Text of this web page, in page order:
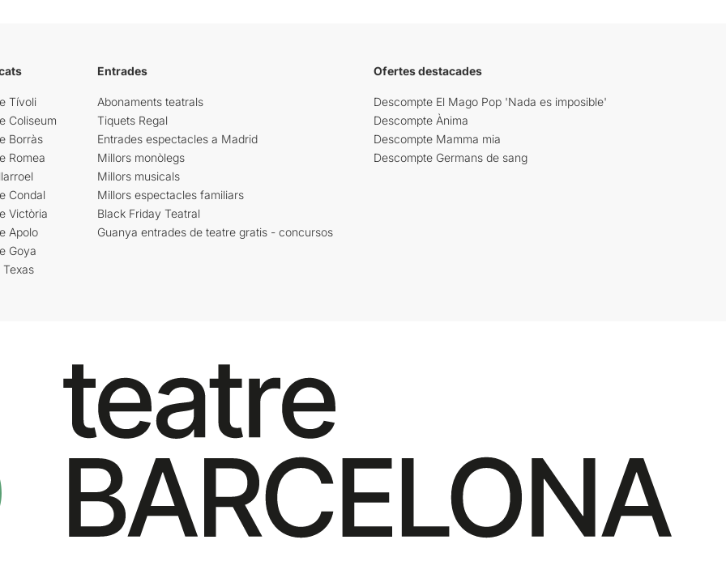
Tívoli
Coliseum
Borràs
Romea
Condal
Victòria
Apolo
Goya
Texas
Entrades
Abonaments teatrals
Tiquets Regal
Entrades espectacles a Madrid
Millors monòlegs
Millors musicals
Millors espectacles familiars
Black Friday Teatral
Guanya entrades de teatre gratis - concursos
Ofertes destacades
Descompte El Mago Pop 'Nada es imposible'
Descompte Ànima
Descompte Mamma mia
Descompte Germans de sang